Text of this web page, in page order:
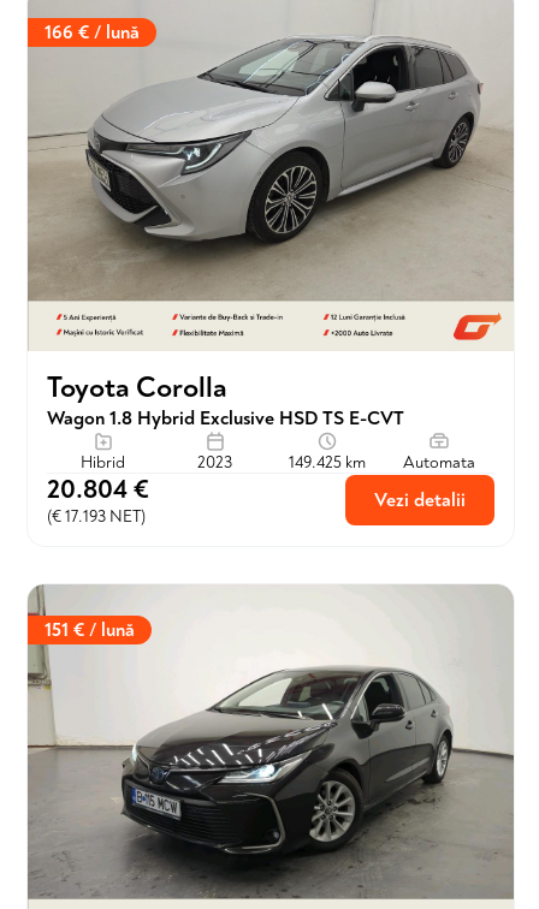
166 € / lună
Toyota Corolla
Wagon 1.8 Hybrid Exclusive HSD TS E-CVT
Hibrid 2023 149.425 km Automata
20.804 €
(€ 17.193 NET)
Vezi detalii
151 € / lună